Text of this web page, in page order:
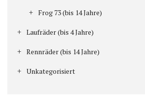
Frog 73 (bis 14 Jahre)
Laufräder (bis 4 Jahre)
Rennräder (bis 14 Jahre)
Unkategorisiert